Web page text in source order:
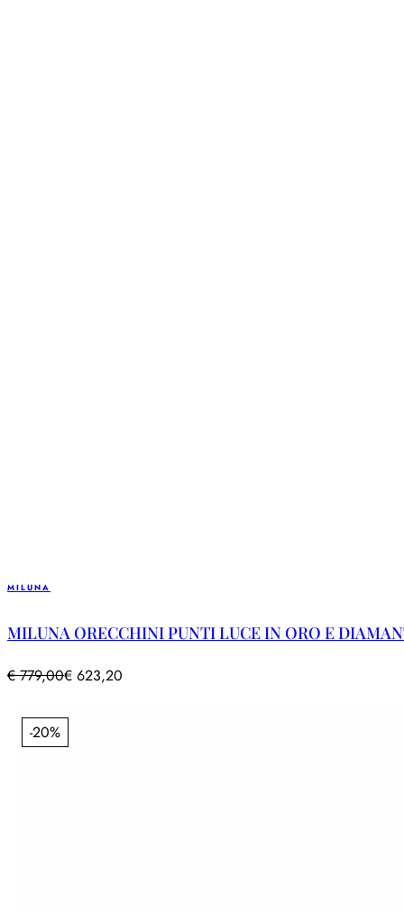
MILUNA
MILUNA ORECCHINI PUNTI LUCE IN ORO E
€779,00€ 623,20
-20%